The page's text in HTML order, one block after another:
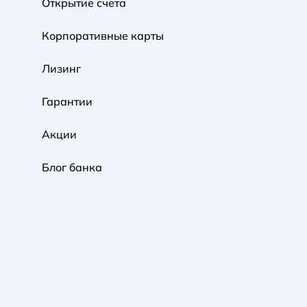
Открытие счета
Корпоративные карты
Лизинг
Гарантии
Акции
Блог банка